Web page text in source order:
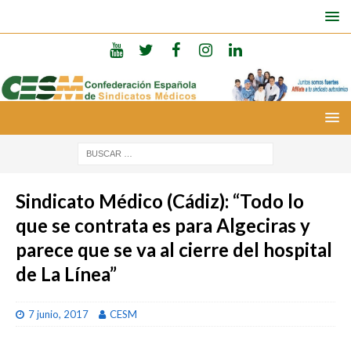
Sindicato Médico (Cádiz): “Todo lo
que se contrata es para Algeciras y
parece que se va al cierre del hospital
de La Línea”
7 junio, 2017 CESM